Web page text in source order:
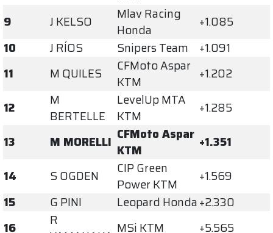
9
J KELSO
Mlav Racing
Honda
+1.085
10
J RÍOS Snipers Team
+1.091
11
M QUILES
CFMoto Aspar
KTM
+1.202
12
M
BERTELLE
LevelUp MTA
KTM
+1.285
13
M MORELLI CFMoto Aspar
KTM
+1.351
14
S OGDEN
CIP Green
Power KTM
+1.569
15
G PINI Leopard Honda+2.330
16
R
MSi KTM
+5.565